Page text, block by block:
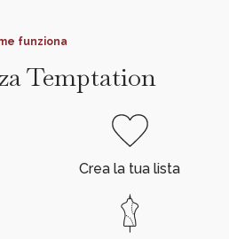
funziona
Temptation
Crea la tua lista